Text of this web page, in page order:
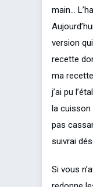
main…
version
recette
ma
j’ai pu
la cuisson
pas
suivrai
Si vous